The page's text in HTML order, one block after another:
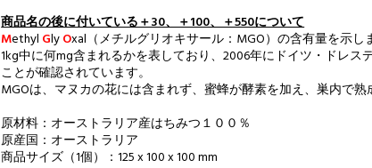
商品名の後に付いている＋30、＋100、＋550について
Methyl GlyOxal（メチルグリオキサール：MGO）の含有量を示し
1kg中に何mg含まれるかを表しており、2006年にドイツ・ドレ
ことが確認されています。
MGOは、マヌカの花には含まれず、蜜蜂が酵素を加え、巣内で熟
原材料：オーストラリア産はちみつ１００％
原産国：オーストラリア
商品サイズ（1個）：125 x 100 x 100 mm